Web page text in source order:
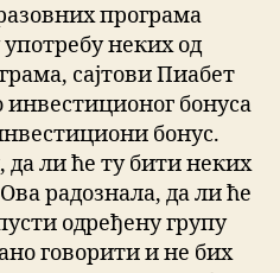
програма
неких од
сајтови Пиабет
бонуса
бонус.
да ли ће ту бити неких
радознала, да ли ће
одређену групу
говорити и не бих